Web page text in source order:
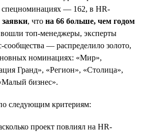
спецноминациях — 162, в HR-
заявки, что на 66 больше, чем годом
топ-менеджеры, эксперты
сообщества — распределило золото,
номинациях: «Мир»,
Гранд», «Регион», «Столица»,
бизнес».
следующим критериям:
проект повлиял на HR-